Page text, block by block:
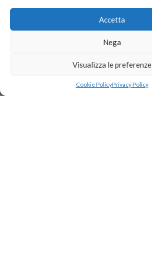
Accetta
Nega
Visualizza le preferenze
Cookie PolicyPrivacy Policy
Contatti
Homepage
Servizi
Proposte